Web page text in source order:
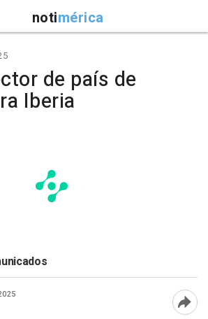
notimérica
de país de
Iberia